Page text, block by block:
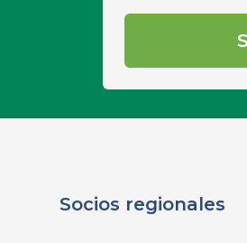
Socios regionales